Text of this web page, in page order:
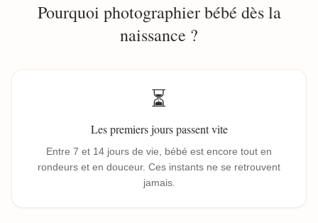
Pourquoi photographier bébé dès la
naissance ?
⏳
Les premiers jours passent vite
Entre 7 et 14 jours de vie, bébé est encore tout en
rondeurs et en douceur. Ces instants ne se retrouvent
jamais.